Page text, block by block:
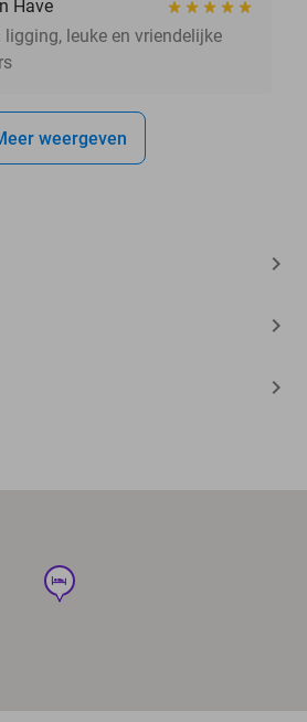
Have
leuke en vriendelijke
weergeven
hotel